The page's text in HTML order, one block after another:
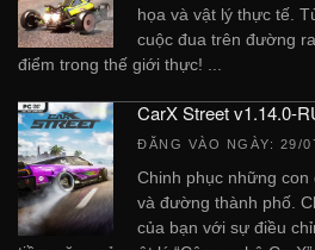
họa và vật lý thực tế.
cuộc đua trên đường
điểm trong thế giới thực! ...
CarX Street v1.14.0-
ĐĂNG VÀO NGÀY: 29/
Chinh phục những
và đường thành phố.
của bạn với sự điều